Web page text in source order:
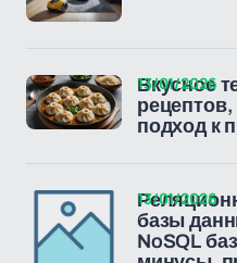
Вкусное
подход к
13/01/2026
базы
NoSQL
13/01/2026